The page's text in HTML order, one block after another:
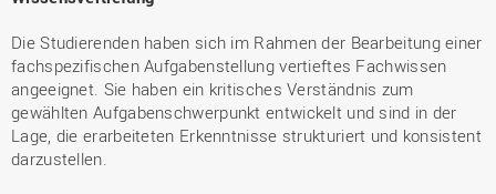
Die Studierenden haben sich im Rahmen der Bearbeitung einer
fachspezifischen Aufgabenstellung vertieftes Fachwissen
angeeignet. Sie haben ein kritisches Verständnis zum
gewählten Aufgabenschwerpunkt entwickelt und sind in der
Lage, die erarbeiteten Erkenntnisse strukturiert und konsistent
darzustellen.